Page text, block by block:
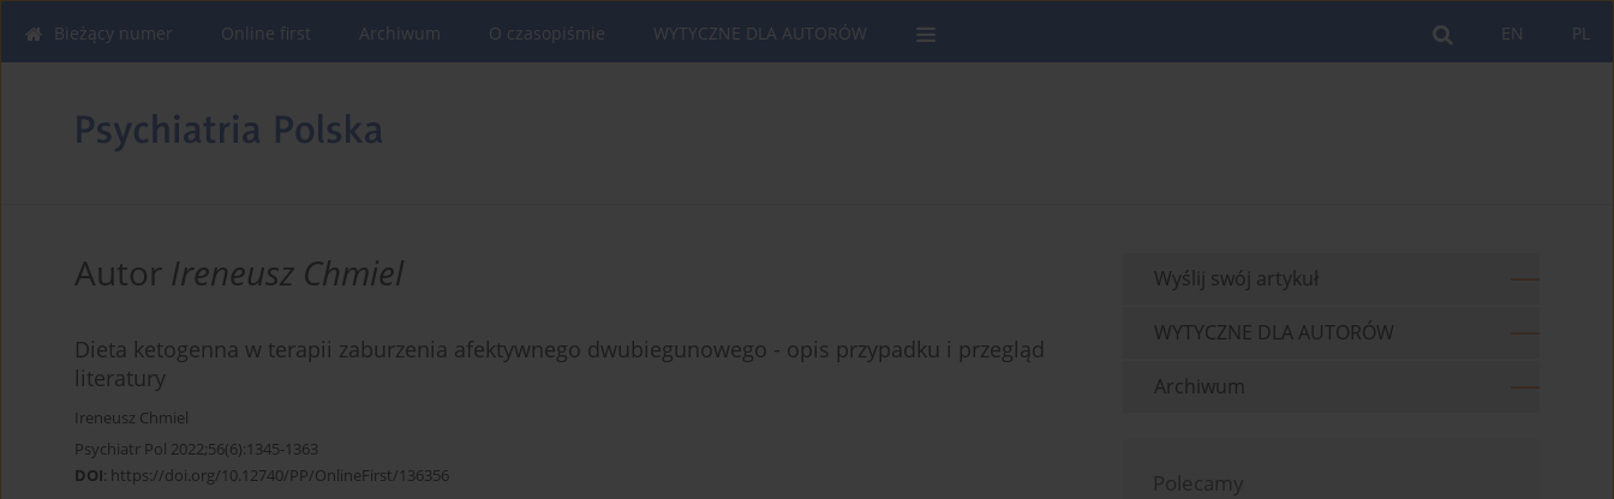
PL
EN
Bieżący numer Online first Archiwum O czasopiśmie WYTYCZNE DLA AUTORÓW
Autor Ireneusz Chmiel
Dieta ketogenna w terapii zaburzenia afektywnego dwubiegunowego - opis przypadku i przegląd
literatury
Ireneusz Chmiel
Psychiatr Pol 2022;56(6):1345-1363
DOI: https://doi.org/10.12740/PP/OnlineFirst/136356
Wyślij swój artykuł
WYTYCZNE DLA AUTORÓW
Archiwum
Polecamy